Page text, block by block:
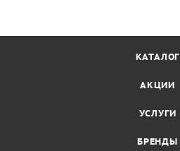
КАТАЛОГ
АКЦИИ
УСЛУГИ
БРЕНДЫ